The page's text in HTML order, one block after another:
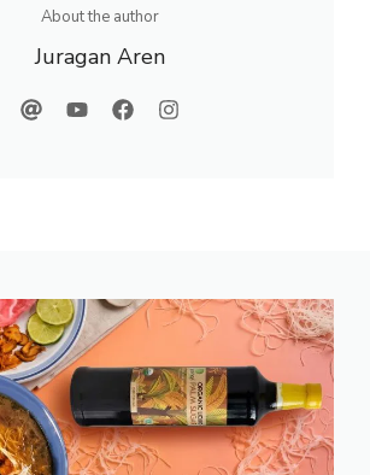
About the author
Juragan Aren